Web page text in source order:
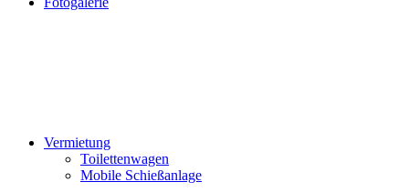
Vermietung
Toilettenwagen
Mobile Schießanlage